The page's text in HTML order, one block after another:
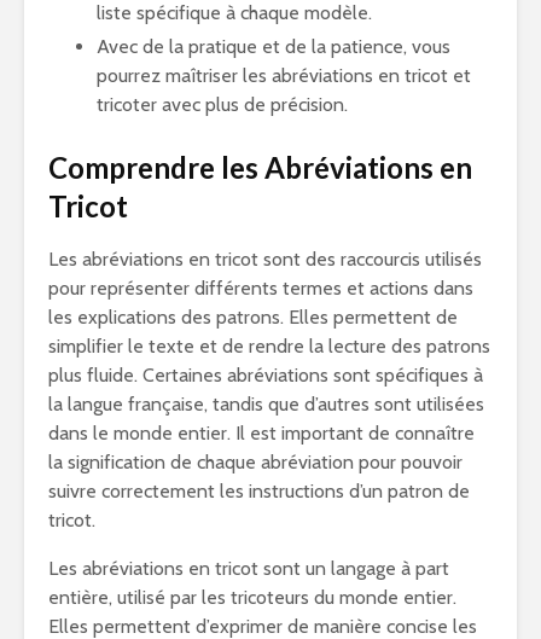
liste spécifique à chaque modèle.
Avec de la pratique et de la patience, vous
pourrez maîtriser les abréviations en tricot et
tricoter avec plus de précision.
Comprendre les Abréviations en
Tricot
Les abréviations en tricot sont des raccourcis utilisés
pour représenter différents termes et actions dans
les explications des patrons. Elles permettent de
simplifier le texte et de rendre la lecture des patrons
plus fluide. Certaines abréviations sont spécifiques à
la langue française, tandis que d’autres sont utilisées
dans le monde entier. Il est important de connaître
la signification de chaque abréviation pour pouvoir
suivre correctement les instructions d’un patron de
tricot.
Les abréviations en tricot sont un langage à part
entière, utilisé par les tricoteurs du monde entier.
Elles permettent d’exprimer de manière concise les